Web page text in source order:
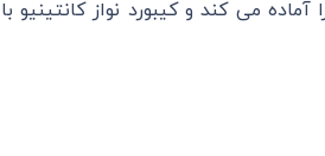
می کند و کیبورد نواز کانتینیو با